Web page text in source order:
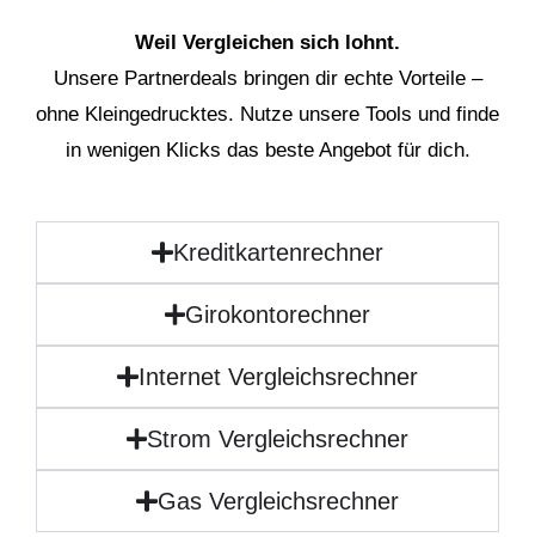
Weil Vergleichen sich lohnt.
Unsere Partnerdeals bringen dir echte Vorteile –
ohne Kleingedrucktes. Nutze unsere Tools und finde
in wenigen Klicks das beste Angebot für dich.
Kreditkartenrechner
Girokontorechner
Internet Vergleichsrechner
Strom Vergleichsrechner
Gas Vergleichsrechner